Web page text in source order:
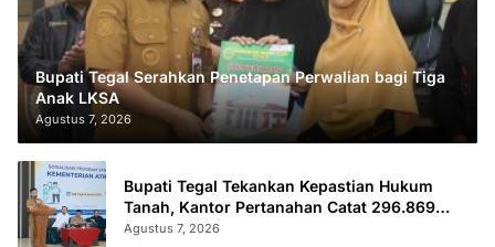
Bupati Tegal Serahkan Penetapan Perwalian bagi Tiga
Anak LKSA
Agustus 7, 2026
Bupati Tegal Tekankan Kepastian Hukum
Tanah, Kantor Pertanahan Catat 296.869
Sertifikat Terbit
Agustus 7, 2026